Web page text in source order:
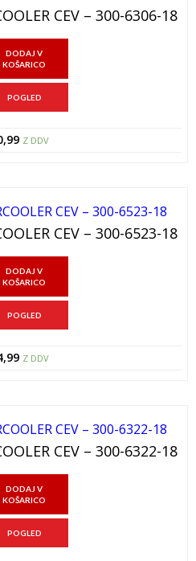
CEV – 300-6306-18
DODAJ V
KOŠARICO
POGLED
Z DDV
CEV – 300-6523-18
DODAJ V
KOŠARICO
POGLED
Z DDV
CEV – 300-6322-18
DODAJ V
KOŠARICO
POGLED